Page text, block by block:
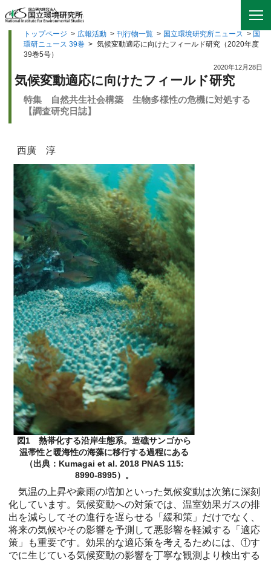
トップページ > 広報活動 > 刊行物一覧 > 国立環境研究所ニュース > 国
環研ニュース 39巻 > 気候変動適応に向けたフィールド研究（2020年度
39巻5号）
2020年12月28日
気候変動適応に向けたフィールド研究
特集 自然共生社会構築 生物多様性の危機に対処する
【調査研究日誌】
西廣 淳
図1 熱帯化する沿岸生態系。造礁サンゴから
温帯性と暖海性の海藻に移行する過程にある
（出典：Kumagai et al. 2018 PNAS 115:
8990-8995）。
気温の上昇や豪雨の増加といった気候変動は次第に深刻
化しています。気候変動への対策では、温室効果ガスの排
出を減らしてその進行を遅らせる「緩和策」だけでなく、
将来の気候やその影響を予測して悪影響を軽減する「適応
策」も重要です。効果的な適応策を考えるためには、①す
でに生じている気候変動の影響を丁寧な観測より検出する